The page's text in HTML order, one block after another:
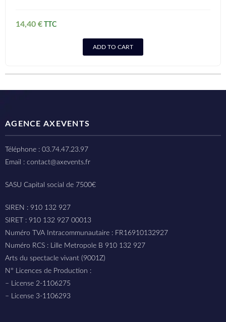
14,40 €
ADD TO CART
AGENCE AXEVENTS
Téléphone : 03.74.47.23.97
Email : contact@axevents.fr
SASU Capital social de 7500€
SIREN : 910 132 927
SIRET : 910 132 927 00013
Numéro TVA Intracommunautaire : FR16910132927
Numéro RCS : Lille Metropole B 910 132 927
Arts du spectacle vivant (9001Z)
N° Licences de Production :
– License 2-1106275
– License 3-1106293